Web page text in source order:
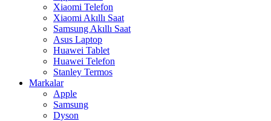
Xiaomi Telefon
Xiaomi Akıllı Saat
Samsung Akıllı Saat
Asus Laptop
Huawei Tablet
Huawei Telefon
Stanley Termos
Markalar
Apple
Samsung
Dyson